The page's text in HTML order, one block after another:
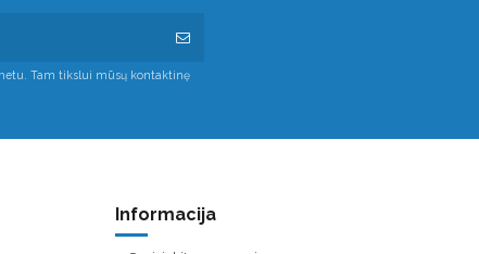
Tam tikslui mūsų kontaktinę
Informacija